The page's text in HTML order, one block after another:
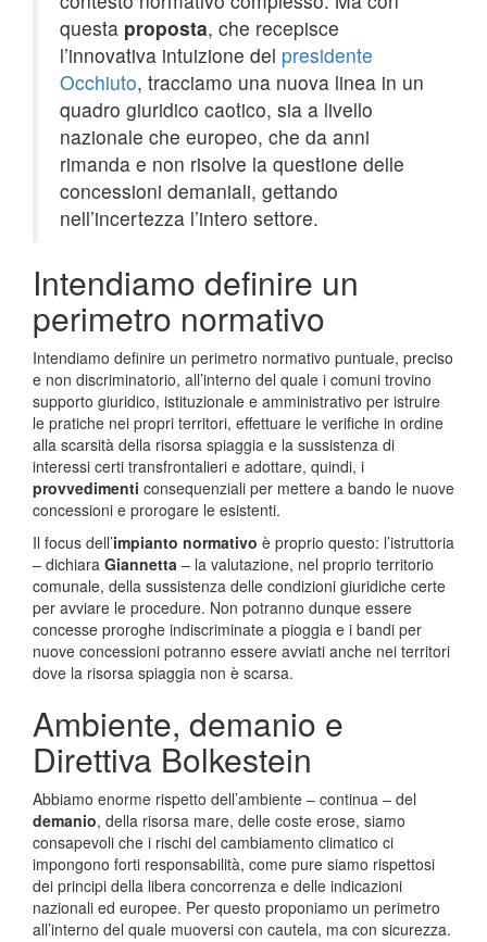
questa proposta, che recepisce
l’innovativa intuizione del presidente
Occhiuto, tracciamo una nuova linea in un
quadro giuridico caotico, sia a livello
nazionale che europeo, che da anni
rimanda e non risolve la questione delle
concessioni demaniali, gettando
nell’incertezza l’intero settore.
Intendiamo definire un
perimetro normativo
Intendiamo definire un perimetro normativo puntuale, preciso
e non discriminatorio, all’interno del quale i comuni trovino
supporto giuridico, istituzionale e amministrativo per istruire
le pratiche nei propri territori, effettuare le verifiche in ordine
alla scarsità della risorsa spiaggia e la sussistenza di
interessi certi transfrontalieri e adottare, quindi, i
provvedimenti consequenziali per mettere a bando le nuove
concessioni e prorogare le esistenti.
Il focus dell’impianto normativo è proprio questo: l’istruttoria
– dichiara Giannetta – la valutazione, nel proprio territorio
comunale, della sussistenza delle condizioni giuridiche certe
per avviare le procedure. Non potranno dunque essere
concesse proroghe indiscriminate a pioggia e i bandi per
nuove concessioni potranno essere avviati anche nei territori
dove la risorsa spiaggia non è scarsa.
Ambiente, demanio e
Direttiva Bolkestein
Abbiamo enorme rispetto dell’ambiente – continua – del
demanio, della risorsa mare, delle coste erose, siamo
consapevoli che i rischi del cambiamento climatico ci
impongono forti responsabilità, come pure siamo rispettosi
dei principi della libera concorrenza e delle indicazioni
nazionali ed europee. Per questo proponiamo un perimetro
all’interno del quale muoversi con cautela, ma con sicurezza.